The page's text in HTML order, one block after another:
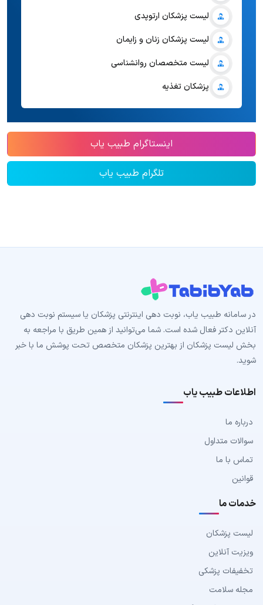
لیست پزشکان ارتوپدی
لیست پزشکان زنان و زایمان
لیست متخصصان روانشناسی
پزشکان تغذیه
اینستاگرام طبیب یاب
تلگرام طبیب یاب
در سامانه طبیب‌ یاب، نوبت دهی اینترنتی پزشکان یا سیستم نوبت دهی
آنلاین دکتر فعال شده است. شما می‌توانید از همین طریق با مراجعه به
بخش لیست پزشکان از بهترین پزشکان متخصص تحت پوشش ما با خبر
شوید.
اطلاعات طبیب یاب
درباره ما
سوالات متداول
تماس با ما
قوانین
خدمات ما
لیست پزشکان
ویزیت آنلاین
تخفیفات پزشکی
مجله سلامت